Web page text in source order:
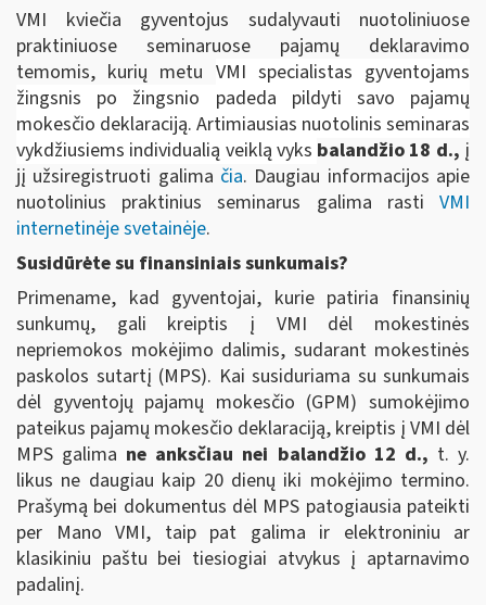
VMI kviečia gyventojus sudalyvauti nuotoliniuose
praktiniuose seminaruose pajamų deklaravimo
temomis, kurių metu VMI specialistas gyventojams
žingsnis po žingsnio padeda pildyti savo pajamų
mokesčio deklaraciją. Artimiausias nuotolinis seminaras
vykdžiusiems individualią veiklą vyks balandžio 18 d., į
jį užsiregistruoti galima čia. Daugiau informacijos apie
nuotolinius praktinius seminarus galima rasti VMI
internetinėje svetainėje.
Susidūrėte su finansiniais sunkumais?
Primename, kad gyventojai, kurie patiria finansinių
sunkumų, gali kreiptis į VMI dėl mokestinės
nepriemokos mokėjimo dalimis, sudarant mokestinės
paskolos sutartį (MPS). Kai susiduriama su sunkumais
dėl gyventojų pajamų mokesčio (GPM) sumokėjimo
pateikus pajamų mokesčio deklaraciją, kreiptis į VMI dėl
MPS galima ne anksčiau nei balandžio 12 d., t. y.
likus ne daugiau kaip 20 dienų iki mokėjimo termino.
Prašymą bei dokumentus dėl MPS patogiausia pateikti
per Mano VMI, taip pat galima ir elektroniniu ar
klasikiniu paštu bei tiesiogiai atvykus į aptarnavimo
padalinį.